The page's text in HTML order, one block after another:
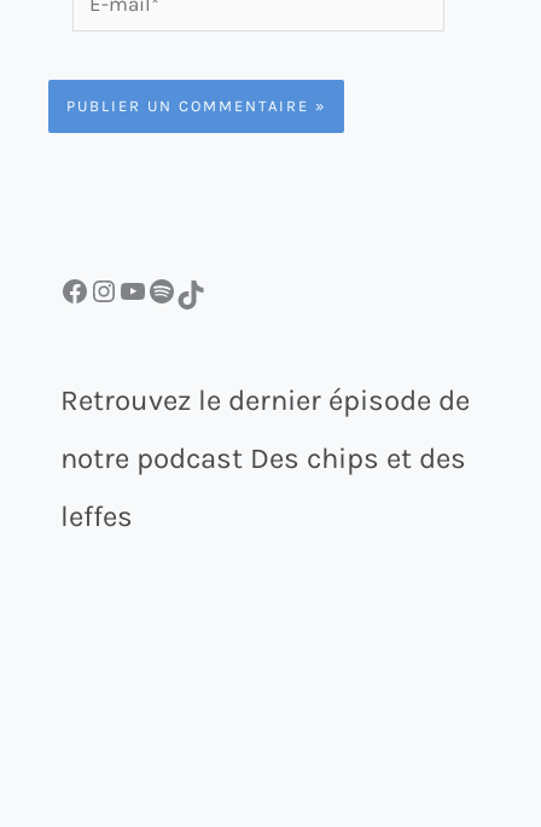
mail*
Facebook InstagramYouTube Spotify TikTok
Retrouvez le dernier épisode de
notre podcast Des chips et des
leffes